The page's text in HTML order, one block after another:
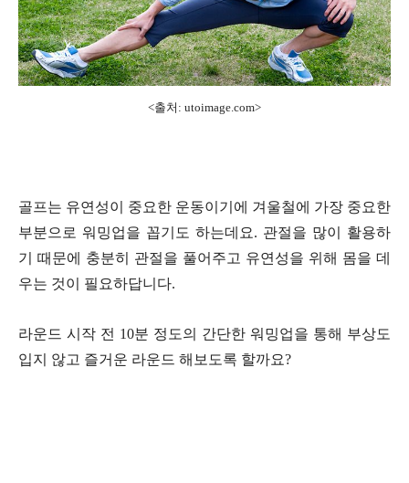
<출처: utoimage.com>
골프는 유연성이 중요한 운동이기에 겨울철에 가장 중요한
부분으로 워밍업을 꼽기도 하는데요. 관절을 많이 활용하
기 때문에 충분히 관절을 풀어주고 유연성을 위해 몸을 데
우는 것이 필요하답니다.
라운드 시작 전 10분 정도의 간단한 워밍업을 통해 부상도
입지 않고 즐거운 라운드 해보도록 할까요?